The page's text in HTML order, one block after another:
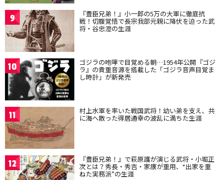
9 『豊臣兄弟！』小一郎の5万の大軍に徹底抗
戦！切腹覚悟で長宗我部元親に降伏を迫った武
将・谷忠澄の生涯
10 ゴジラの咆哮で目覚める朝…1954年公開『ゴジ
ラ』の貴重音源を搭載した「ゴジラ音声目覚ま
し時計」が新発売
11 村上水軍を率いた戦国武将！幼い弟を支え、共
に海へ散った得居通幸の波乱に満ちた生涯
12 『豊臣兄弟！』で萩原護が演じる武将・小堀正
次とは？秀長・秀吉・家康が重用、“出家を重
ねた実務派”の生涯